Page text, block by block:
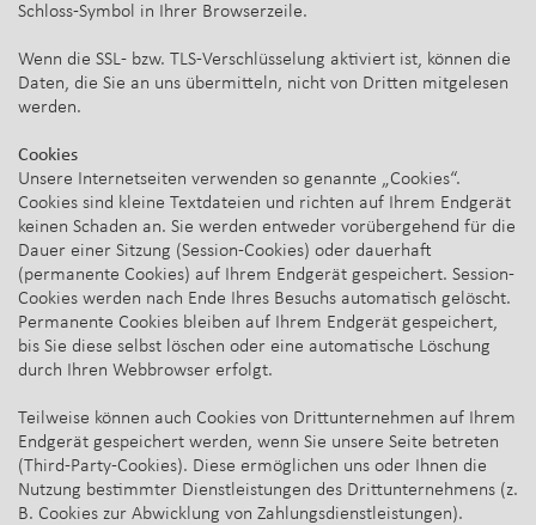
Schloss-Symbol in Ihrer Browserzeile.
Wenn die SSL- bzw. TLS-Verschlüsselung aktiviert ist, können die
Daten, die Sie an uns übermitteln, nicht von Dritten mitgelesen
werden.
Cookies
Unsere Internetseiten verwenden so genannte „Cookies“.
Cookies sind kleine Textdateien und richten auf Ihrem Endgerät
keinen Schaden an. Sie werden entweder vorübergehend für die
Dauer einer Sitzung (Session-Cookies) oder dauerhaft
(permanente Cookies) auf Ihrem Endgerät gespeichert. Session-
Cookies werden nach Ende Ihres Besuchs automatisch gelöscht.
Permanente Cookies bleiben auf Ihrem Endgerät gespeichert,
bis Sie diese selbst löschen oder eine automatische Löschung
durch Ihren Webbrowser erfolgt.
Teilweise können auch Cookies von Drittunternehmen auf Ihrem
Endgerät gespeichert werden, wenn Sie unsere Seite betreten
(Third-Party-Cookies). Diese ermöglichen uns oder Ihnen die
Nutzung bestimmter Dienstleistungen des Drittunternehmens (z.
B. Cookies zur Abwicklung von Zahlungsdienstleistungen).